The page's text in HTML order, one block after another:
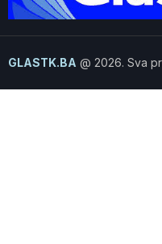
GLASTK.BA @ 2026. Sva